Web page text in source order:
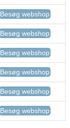
Besøg webshop
Besøg webshop
Besøg webshop
Besøg webshop
Besøg webshop
Besøg webshop